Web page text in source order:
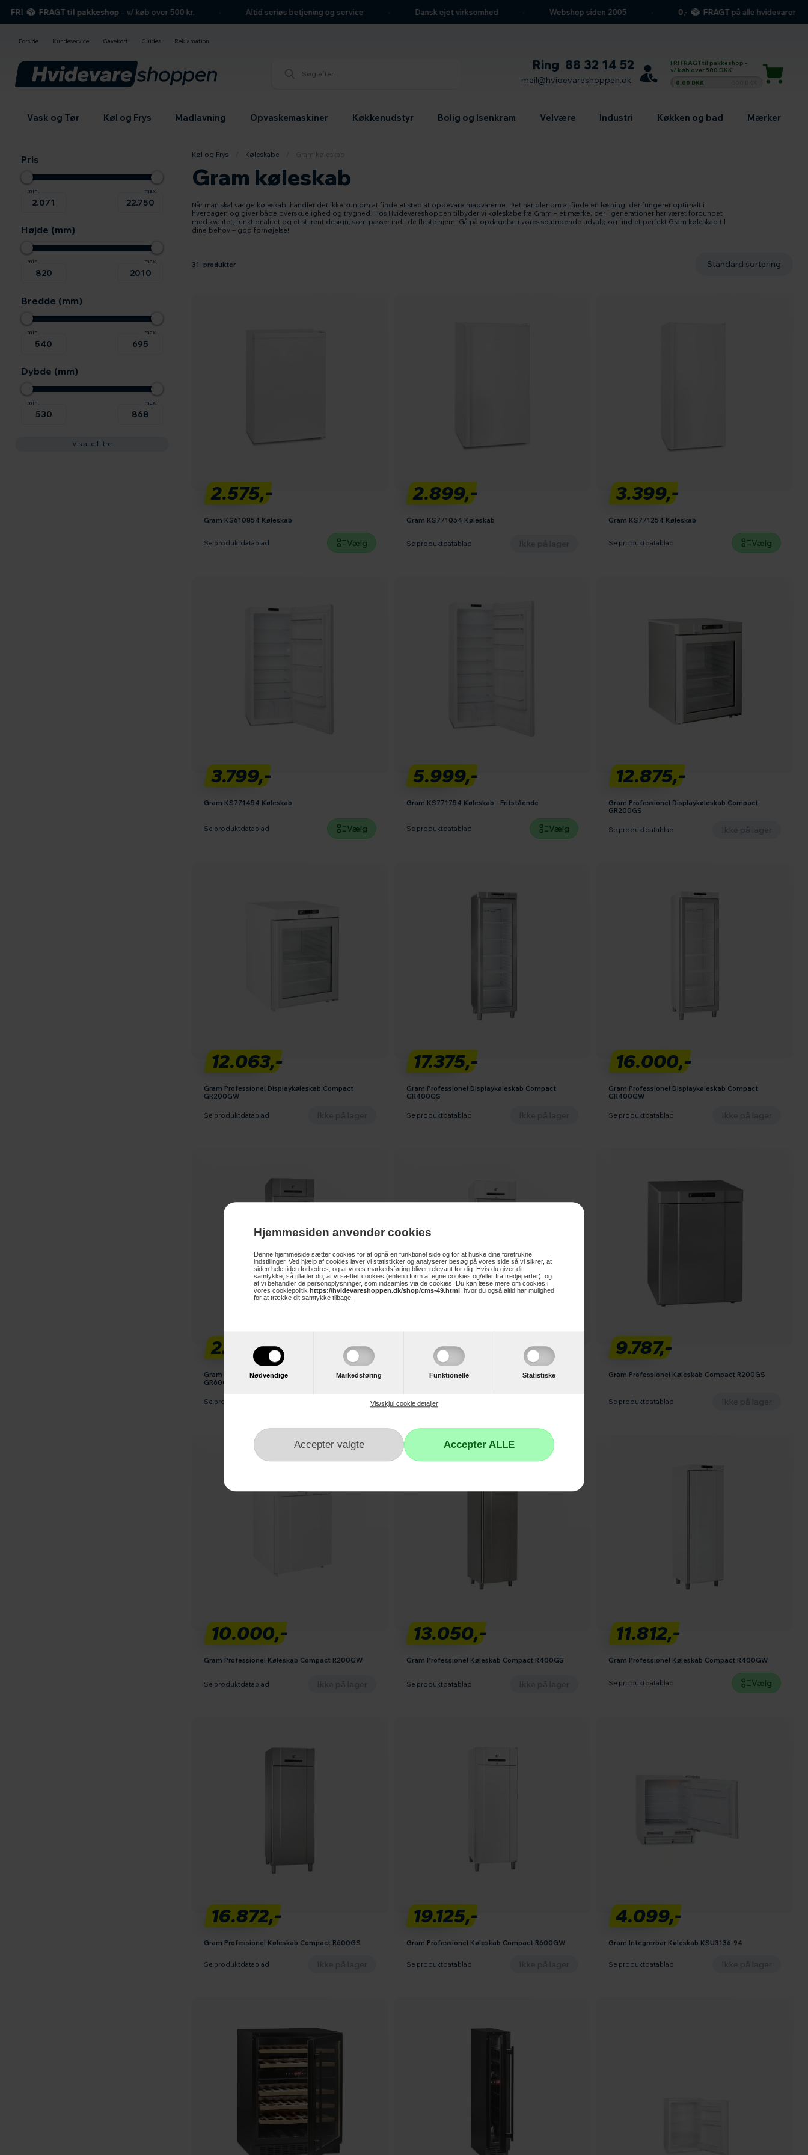
Hjemmesiden anvender cookies
Denne hjemmeside sætter cookies for at opnå en funktionel side og for at huske dine foretrukne
indstillinger. Ved hjælp af cookies laver vi statistikker og analyserer besøg på vores side så vi sikrer, at
siden hele tiden forbedres, og at vores markedsføring bliver relevant for dig. Hvis du giver dit
samtykke, så tillader du, at vi sætter cookies (enten i form af egne cookies og/eller fra tredjeparter), og
at vi behandler de personoplysninger, som indsamles via de cookies. Du kan læse mere om cookies i
vores cookiepolitik https://hvidevareshoppen.dk/shop/cms-49.html , hvor du også altid har mulighed
for at trække dit samtykke tilbage.
Nødvendige Markedsføring Funktionelle Statistiske
Vis/skjul cookie detaljer
FRAGT til pakkeshop– v/ køb over 500 kr. Altid seriøs betjening og service Dansk ejet virksomhed Webshop siden 2005 FRAGTpå alle hvidevarer
Forside Kundeservice Gavekort Guides Reklamation
Ring 88 32 14 52
mail@hvidevareshoppen.dk
FRI FRAGT til pakkeshop -
v/ køb over 500 DKK!
0,00 DKK
Vask og Tør Køl og Frys Madlavning Opvaskemaskiner Køkkenudstyr Bolig og Isenkram Velvære Industri Køkken og bad Mærker
Pris
Højde (mm)
Bredde (mm)
Dybde (mm)
Vis alle filtre
Køl og Frys Køleskabe Gram køleskab
Gram køleskab
Når man skal vælge køleskab, handler det ikke kun om at finde et sted at opbevare madvarerne. Det handler om at finde en løsning, der fungerer optimalt i
hverdagen og giver både overskuelighed og tryghed. Hos Hvidevareshoppen tilbyder vi køleskabe fra Gram – et mærke, der i generationer har været forbundet
med kvalitet, funktionalitet og et stilrent design, som passer ind i de fleste hjem. Gå på opdagelse i vores spændende udvalg og find et perfekt Gram køleskab til
dine behov – god fornøjelse!
31 produkter
2.575,-
Gram KS610854 Køleskab
Se produktdatablad Vælg
2.899,-
Gram KS771054 Køleskab
Se produktdatablad
3.399,-
Gram KS771254 Køleskab
Se produktdatablad Vælg
3.799,-
Gram KS771454 Køleskab
Se produktdatablad Vælg
5.999,-
Gram KS771754 Køleskab - Fritstående
Se produktdatablad Vælg
12.875,-
Gram Professionel Displaykøleskab Compact
GR200GS
Se produktdatablad
12.063,-
Gram Professionel Displaykøleskab Compact
GR200GW
Se produktdatablad
17.375,-
Gram Professionel Displaykøleskab Compact
GR400GS
Se produktdatablad
16.000,-
Gram Professionel Displaykøleskab Compact
GR400GW
Se produktdatablad
22.750,-
Gram Professionel Displaykøleskab Compact
GR600GS
Se produktdatablad
22.250,-
Gram Professionel Displaykøleskab Compact
Se produktdatablad
9.787,-
Gram Professionel Køleskab Compact R200GS
Se produktdatablad
10.000,-
Gram Professionel Køleskab Compact R200GW
Se produktdatablad
13.050,-
Gram Professionel Køleskab Compact R400GS
Se produktdatablad
11.812,-
Gram Professionel Køleskab Compact R400GW
Se produktdatablad Vælg
16.872,-
Gram Professionel Køleskab Compact R600GS
Se produktdatablad
19.125,-
Gram Professionel Køleskab Compact R600GW
Se produktdatablad
4.099,-
Gram Integrerbar Køleskab KSU3136-94
Se produktdatablad